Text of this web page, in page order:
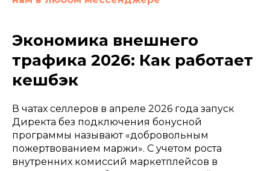
Экономика внешнего
трафика 2026: Как работает
кешбэк
В чатах селлеров в апреле 2026 года запуск
Директа без подключения бонусной
программы называют «добровольным
пожертвованием маржи». С учетом роста
внутренних комиссий маркетплейсов в